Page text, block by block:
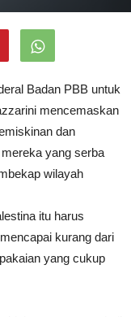
Badan PBB untuk
mencemaskan
dan
yang serba
wilayah
itu harus
kurang dari
yang cukup